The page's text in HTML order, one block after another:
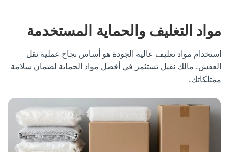
مواد التغليف والحماية المستخدمة
استخدام مواد تغليف عالية الجودة هو أساس نجاح عملية نقل
العفش. مالك نقيل تستثمر في أفضل مواد الحماية لضمان سلامة
ممتلكاتك.